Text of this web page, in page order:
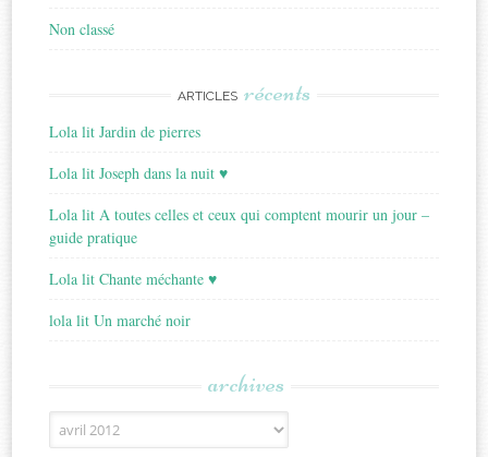
Non classé
ARTICLES récents
Lola lit Jardin de pierres
Lola lit Joseph dans la nuit ♥
Lola lit A toutes celles et ceux qui comptent mourir un jour –
guide pratique
Lola lit Chante méchante ♥
lola lit Un marché noir
archives
Archives